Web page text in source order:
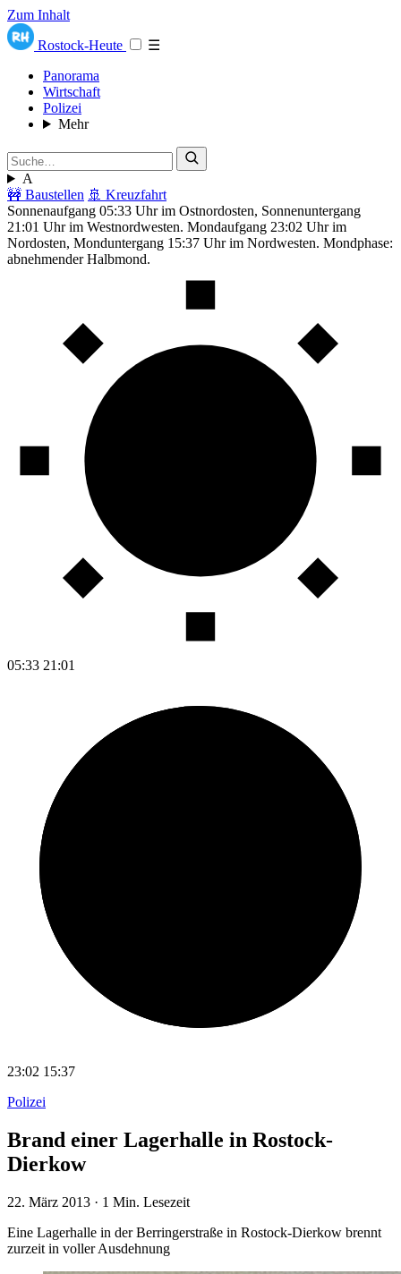
Zum Inhalt
Rostock-Heute
☰
Panorama
Wirtschaft
Polizei
Mehr
A
🚧 Baustellen 🚢 Kreuzfahrt
Sonnenaufgang 05:33 Uhr im Ostnordosten, Sonnenuntergang
21:01 Uhr im Westnordwesten. Mondaufgang 23:02 Uhr im
Nordosten, Monduntergang 15:37 Uhr im Nordwesten. Mondphase:
abnehmender Halbmond.
05:33 21:01
23:02 15:37
Polizei
Brand einer Lagerhalle in Rostock-
Dierkow
22. März 2013 · 1 Min. Lesezeit
Eine Lagerhalle in der Berringerstraße in Rostock-Dierkow brennt
zurzeit in voller Ausdehnung